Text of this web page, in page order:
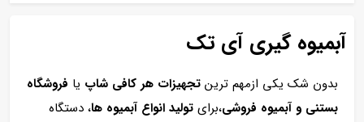
آبمیوه گیری آی تک
بدون شک یکی ازمهم ترین تجهیزات هر کافی شاپ یا فروشگاه
بستنی و آبمیوه فروشی،برای تولید انواع آبمیوه ها، دستگاه